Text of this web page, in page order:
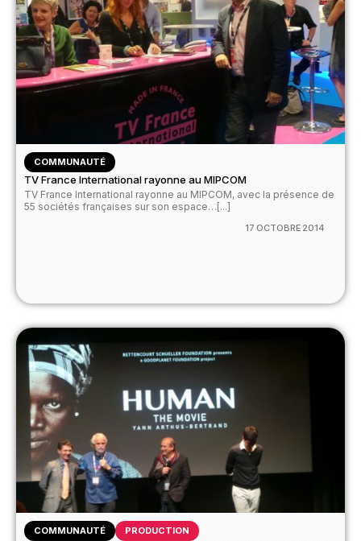
COMMUNAUTÉ
TV France International rayonne au MIPCOM
TV France International rayonne au MIPCOM, avec la présence de
55 sociétés françaises sur son espace…[...]
17 OCTOBRE 2014
COMMUNAUTÉ PRODUCTION